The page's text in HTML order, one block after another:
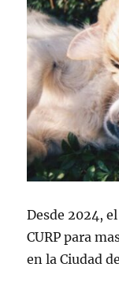
Desde 2024,
CURP para
en la Ciudad